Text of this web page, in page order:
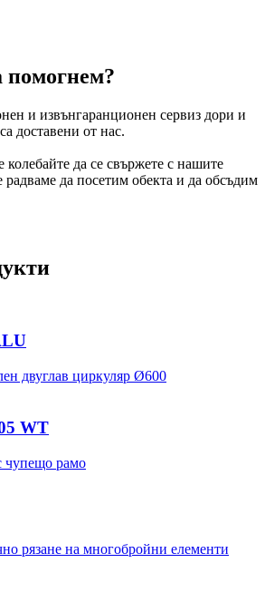
и извънгаранционен сервиз дори и
доставени от нас.
да се свържете с нашите
да посетим обекта и да обсъдим
двуглав циркуляр Ø600
WT
чупещо рамо
рязане на многобройни елементи